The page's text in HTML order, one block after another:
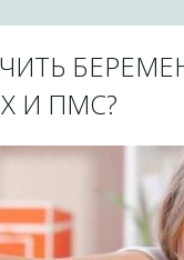
И ПМС?